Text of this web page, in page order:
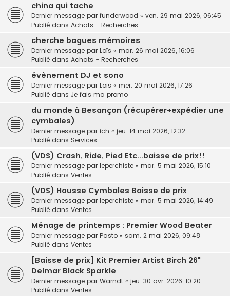
china qui tache
Dernier message par funderwood « ven. 29 mai 2026, 06:45
Publié dans Achats - Recherches
cherche bagues mémoires
Dernier message par Loïs « mar. 26 mai 2026, 16:06
Publié dans Achats - Recherches
évènement DJ et sono
Dernier message par Loïs « mer. 20 mai 2026, 17:26
Publié dans Je fais ma promo
du monde à Besançon (récupérer+expédier une
cymbales)
Dernier message par ich « jeu. 14 mai 2026, 12:32
Publié dans Services
(VDS) Crash, Ride, Pied Etc...baisse de prix!!
Dernier message par leperchiste « mar. 5 mai 2026, 15:10
Publié dans Ventes
(VDS) Housse Cymbales Baisse de prix
Dernier message par leperchiste « mar. 5 mai 2026, 14:49
Publié dans Ventes
Ménage de printemps : Premier Wood Beater
Dernier message par Pasto « sam. 2 mai 2026, 09:48
Publié dans Ventes
[Baisse de prix] Kit Premier Artist Birch 26"
Delmar Black Sparkle
Dernier message par Warndt « jeu. 30 avr. 2026, 10:20
Publié dans Ventes